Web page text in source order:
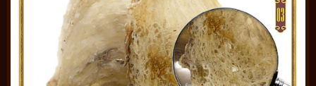
– Phụ nữ có thai và cho con bú
– Người mới ốm dậy, bị suy nhược cơ thể.
Gợi ý cách chưng tổ yến ngon bổ dưỡng tại bài viết sau:Cách
Chưng Yến: Hướng Dẫn Cách Chưng Không Bị Mất Chất